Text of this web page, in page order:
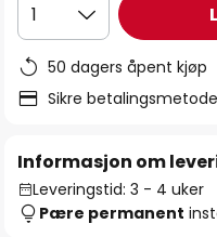
1
50 dagers åpent kjøp
Sikre
Informasjon om
Leveringstid: 3 - 4 uker
Pære permanent